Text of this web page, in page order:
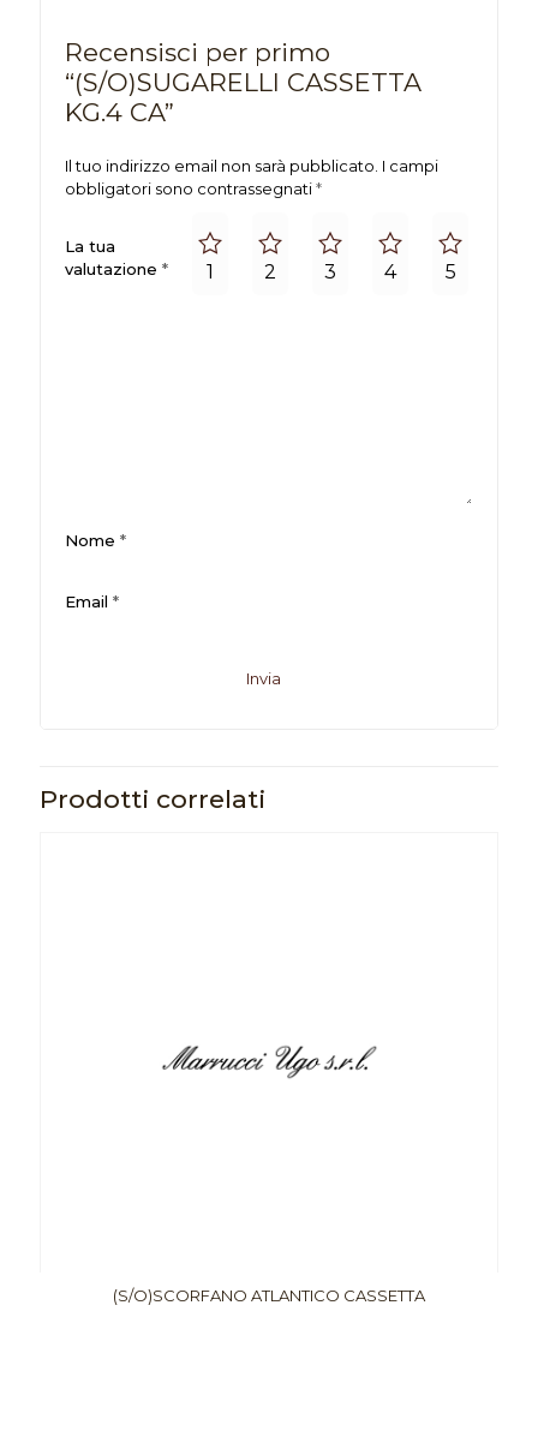
Recensisci per primo
“(S/O)SUGARELLI CASSETTA
KG.4 CA”
Il tuo indirizzo email non sarà pubblicato. I campi
obbligatori sono contrassegnati*
La tua
valutazione * 1 2 3 4 5
Nome *
Email *
Prodotti correlati
(S/O)SCORFANO ATLANTICO CASSETTA